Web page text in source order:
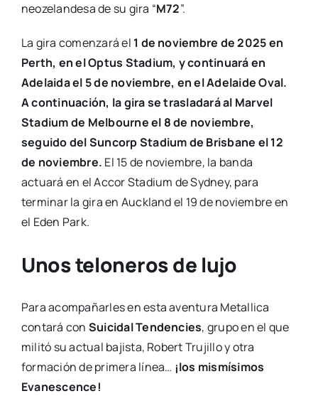
neozelandesa de su gira “M72”.
La gira comenzará el 1 de noviembre de 2025 en
Perth, en el Optus Stadium, y continuará en
Adelaida el 5 de noviembre, en el Adelaide Oval.
A continuación, la gira se trasladará al Marvel
Stadium de Melbourne el 8 de noviembre,
seguido del Suncorp Stadium de Brisbane el 12
de noviembre. El 15 de noviembre, la banda
actuará en el Accor Stadium de Sydney, para
terminar la gira en Auckland el 19 de noviembre en
el Eden Park.
Unos teloneros de lujo
Para acompañarles en esta aventura Metallica
contará con Suicidal Tendencies, grupo en el que
militó su actual bajista, Robert Trujillo y otra
formación de primera línea… ¡los mismísimos
Evanescence!